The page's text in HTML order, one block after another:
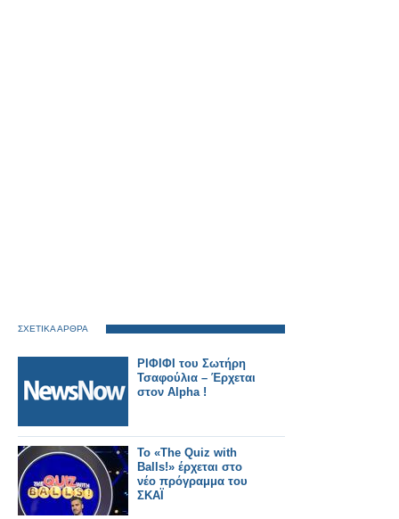
ΣΧΕΤΙΚΑ ΑΡΘΡΑ
ΡΙΦΙΦΙ του Σωτήρη
Τσαφούλια – Έρχεται
στον Alpha !
Το «The Quiz with
Balls!» έρχεται στο
νέο πρόγραμμα του
ΣΚΑΪ